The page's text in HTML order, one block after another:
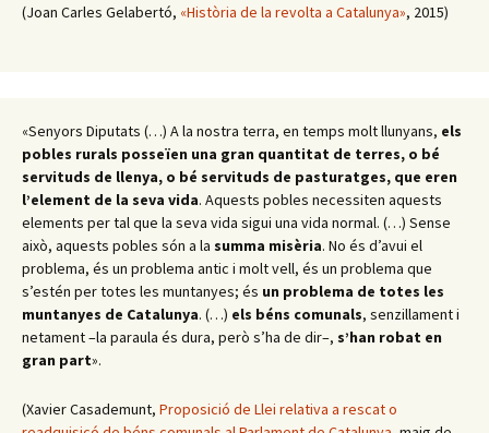
(Joan Carles Gelabertó, «Història de la revolta a Catalunya», 2015)
«Senyors Diputats (…) A la nostra terra, en temps molt llunyans, els
pobles rurals posseïen una gran quantitat de terres, o bé
servituds de llenya, o bé servituds de pasturatges, que eren
l’element de la seva vida. Aquests pobles necessiten aquests
elements per tal que la seva vida sigui una vida normal. (…) Sense
això, aquests pobles són a la summa misèria. No és d’avui el
problema, és un problema antic i molt vell, és un problema que
s’estén per totes les muntanyes; és un problema de totes les
muntanyes de Catalunya. (…) els béns comunals, senzillament i
netament –la paraula és dura, però s’ha de dir–, s’han robat en
gran part».
(Xavier Casademunt, Proposició de Llei relativa a rescat o